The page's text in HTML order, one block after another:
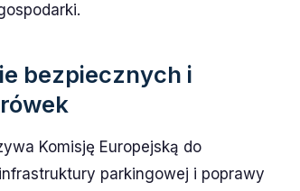
bezpiecznych i
Komisję Europejską do
parkingowej i poprawy